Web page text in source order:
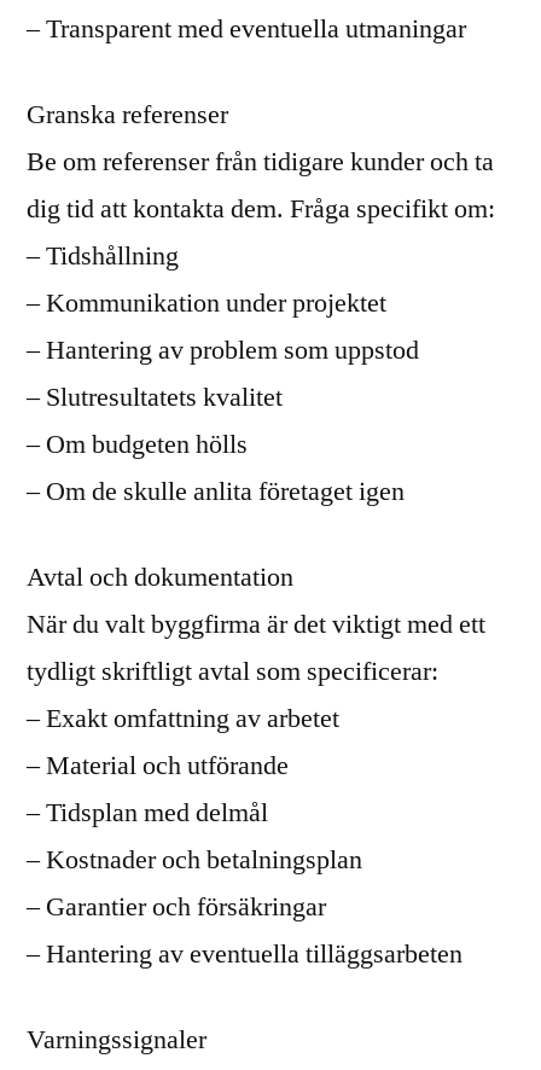
– Transparent med eventuella utmaningar
Granska referenser
Be om referenser från tidigare kunder och ta
dig tid att kontakta dem. Fråga specifikt om:
– Tidshållning
– Kommunikation under projektet
– Hantering av problem som uppstod
– Slutresultatets kvalitet
– Om budgeten hölls
– Om de skulle anlita företaget igen
Avtal och dokumentation
När du valt byggfirma är det viktigt med ett
tydligt skriftligt avtal som specificerar:
– Exakt omfattning av arbetet
– Material och utförande
– Tidsplan med delmål
– Kostnader och betalningsplan
– Garantier och försäkringar
– Hantering av eventuella tilläggsarbeten
Varningssignaler